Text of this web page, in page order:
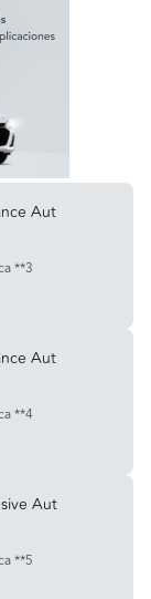
Aut
**3
Aut
**4
Aut
**5